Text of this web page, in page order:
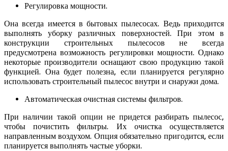
Регулировка мощности.
Она всегда имеется в бытовых пылесосах. Ведь приходится
выполнять уборку различных поверхностей. При этом в
конструкции строительных пылесосов не всегда
предусмотрена возможность регулировки мощности. Однако
некоторые производители оснащают свою продукцию такой
функцией. Она будет полезна, если планируется регулярно
использовать строительный пылесос внутри и снаружи дома.
Автоматическая очистная системы фильтров.
При наличии такой опции не придется разбирать пылесос,
чтобы почистить фильтры. Их очистка осуществляется
направленным воздухом. Опция обязательно пригодится, если
планируется выполнять частые уборки.